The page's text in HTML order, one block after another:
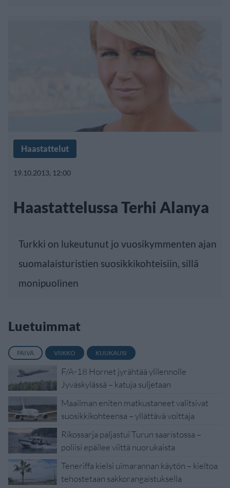
Haastattelut
19.10.2013, 12:00
Haastattelussa Terhi Alanya
Turkki on lukeutunut jo vuosikymmenten ajan
suomalaisturistien suosikkikohteisiin, sillä
monipuolinen
Luetuimmat
PÄIVÄ VIIKKO KUUKAUSI
F/A-18 Hornet jyrähtää ylilennolle
Jyväskylässä – katuja suljetaan
Maailman eniten matkustaneet valitsivat
suosikkikohteensa – yllättävä voittaja
Rikossarja paljastui Turun saaristossa –
poliisi epäilee viittä nuorukaista
Teneriffa kielsi uimarannan käytön – kieltoa
tehostetaan sakkorangaistuksella